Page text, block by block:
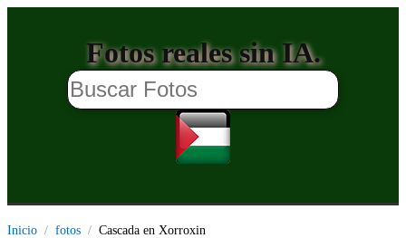
Fotos reales sin IA.
Inicio fotos Cascada en Xorroxin